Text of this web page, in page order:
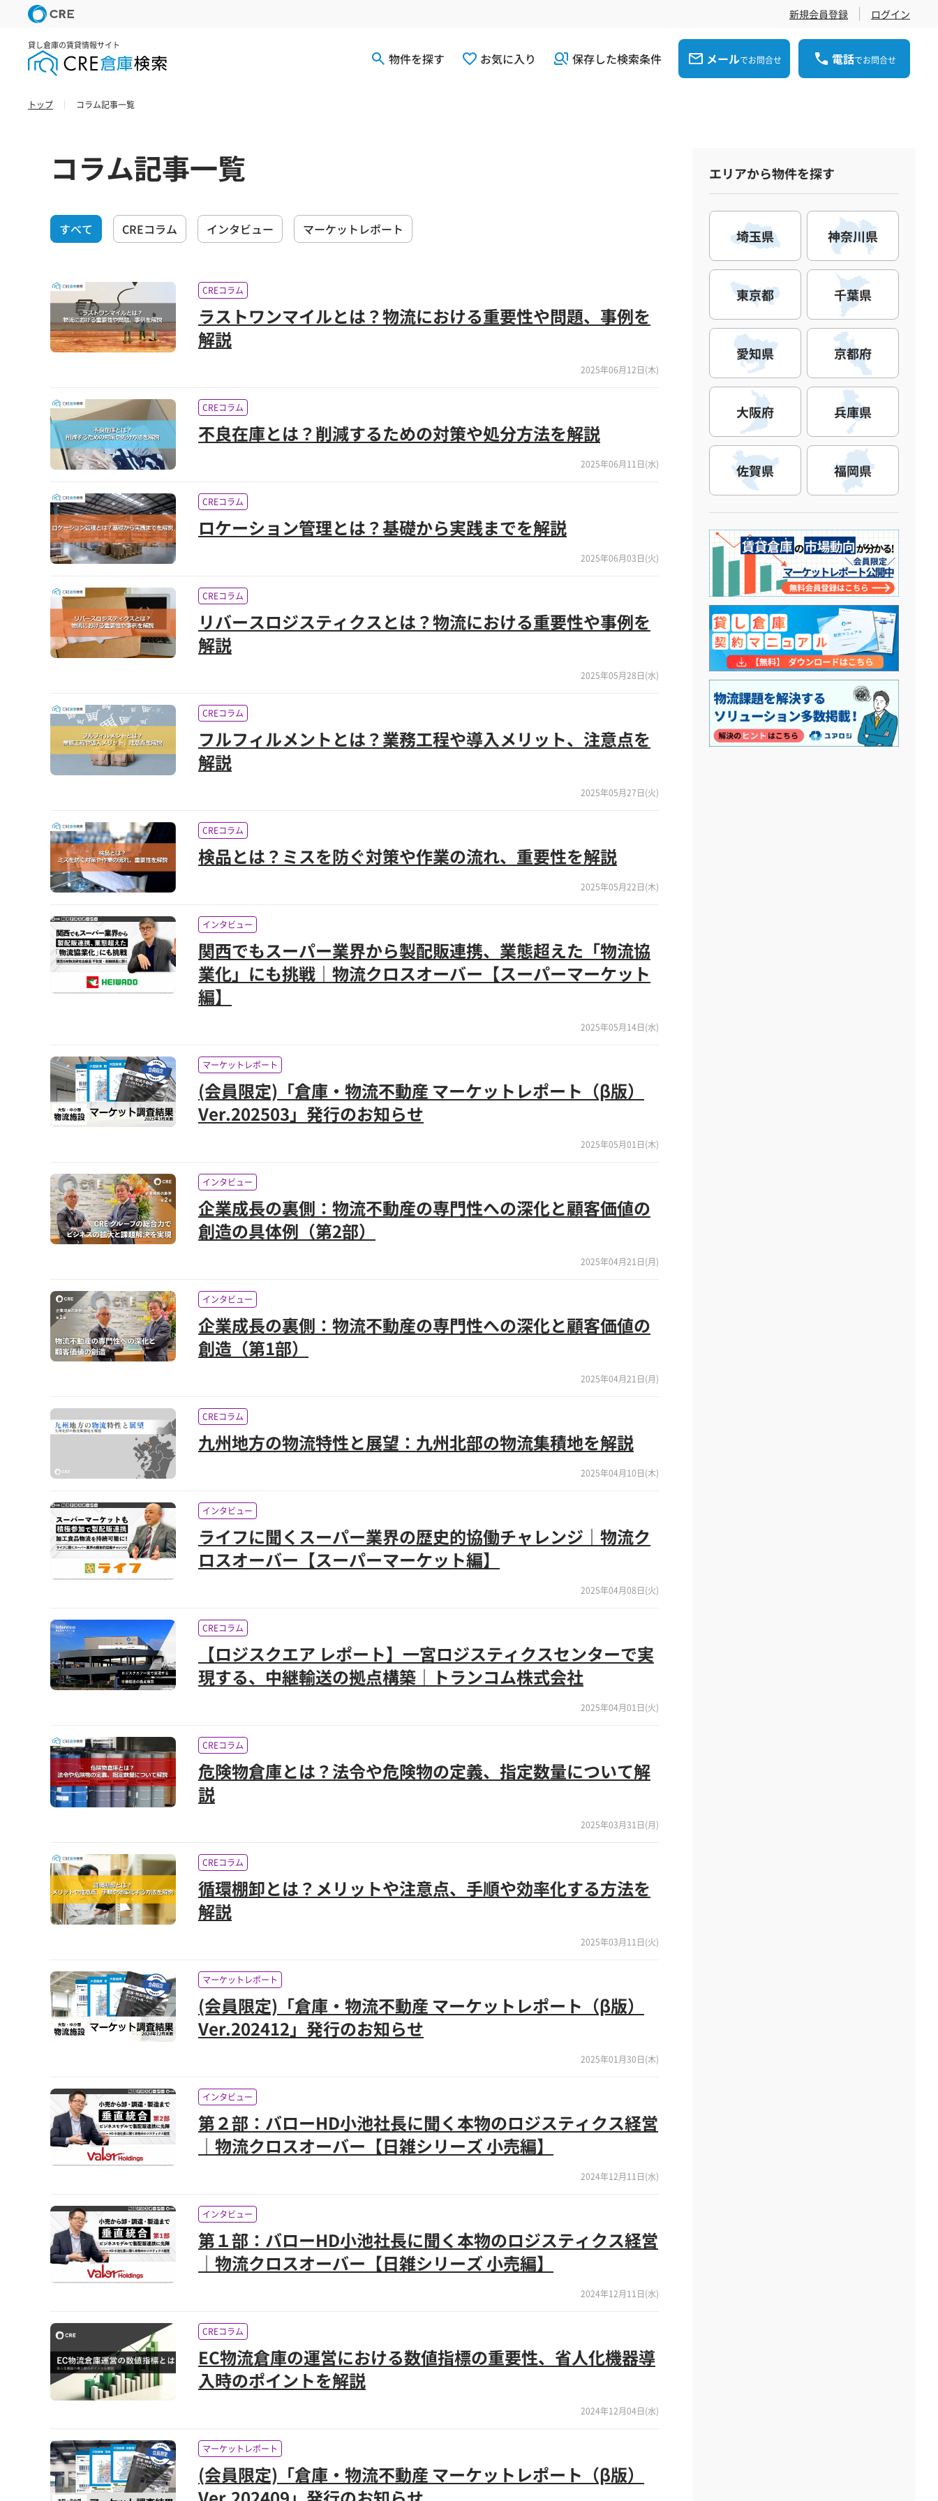
新規会員登録 ログイン
貸し倉庫の賃貸情報サイト
物件を探す お気に入り 保存した検索条件 メールでお問合せ 電話でお問合せ
トップ コラム記事一覧
コラム記事一覧
すべて CREコラム インタビュー マーケットレポート
CREコラム
ラストワンマイルとは？物流における重要性や問題、事例を
解説
2025年06月12日(木)
CREコラム
不良在庫とは？削減するための対策や処分方法を解説
2025年06月11日(水)
CREコラム
ロケーション管理とは？基礎から実践までを解説
2025年06月03日(火)
CREコラム
リバースロジスティクスとは？物流における重要性や事例を
解説
2025年05月28日(水)
CREコラム
フルフィルメントとは？業務工程や導入メリット、注意点を
解説
2025年05月27日(火)
CREコラム
検品とは？ミスを防ぐ対策や作業の流れ、重要性を解説
2025年05月22日(木)
インタビュー
関西でもスーパー業界から製配販連携、業態超えた「物流協
業化」にも挑戦｜物流クロスオーバー【スーパーマーケット
編】
2025年05月14日(水)
マーケットレポート
(会員限定)「倉庫・物流不動産 マーケットレポート（β版）
Ver.202503」発行のお知らせ
2025年05月01日(木)
インタビュー
企業成長の裏側：物流不動産の専門性への深化と顧客価値の
創造の具体例（第2部）
2025年04月21日(月)
インタビュー
企業成長の裏側：物流不動産の専門性への深化と顧客価値の
創造（第1部）
2025年04月21日(月)
CREコラム
九州地方の物流特性と展望：九州北部の物流集積地を解説
2025年04月10日(木)
インタビュー
ライフに聞くスーパー業界の歴史的協働チャレンジ｜物流ク
ロスオーバー【スーパーマーケット編】
2025年04月08日(火)
CREコラム
【ロジスクエア レポート】一宮ロジスティクスセンターで実
現する、中継輸送の拠点構築｜トランコム株式会社
2025年04月01日(火)
CREコラム
危険物倉庫とは？法令や危険物の定義、指定数量について解
説
2025年03月31日(月)
CREコラム
循環棚卸とは？メリットや注意点、手順や効率化する方法を
解説
2025年03月11日(火)
マーケットレポート
(会員限定)「倉庫・物流不動産 マーケットレポート（β版）
Ver.202412」発行のお知らせ
2025年01月30日(木)
インタビュー
第２部：バローHD小池社長に聞く本物のロジスティクス経営
｜物流クロスオーバー【日雑シリーズ 小売編】
2024年12月11日(水)
インタビュー
第１部：バローHD小池社長に聞く本物のロジスティクス経営
｜物流クロスオーバー【日雑シリーズ 小売編】
2024年12月11日(水)
CREコラム
EC物流倉庫の運営における数値指標の重要性、省人化機器導
入時のポイントを解説
2024年12月04日(水)
マーケットレポート
(会員限定)「倉庫・物流不動産 マーケットレポート（β版）
エリアから物件を探す
埼玉県 神奈川県
東京都 千葉県
愛知県 京都府
大阪府 兵庫県
佐賀県 福岡県